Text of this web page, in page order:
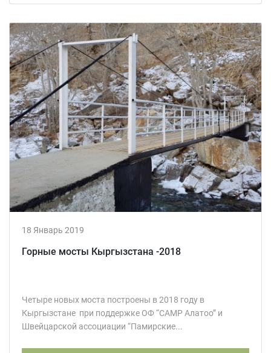
18 Январь 2019
Горные мосты Кыргызстана -2018
Четыре новых моста построены в 2018 году в
Кыргызстане при поддержке ОФ “CAMP Алатоо” и
Швейцарской ассоциации “Памирские...